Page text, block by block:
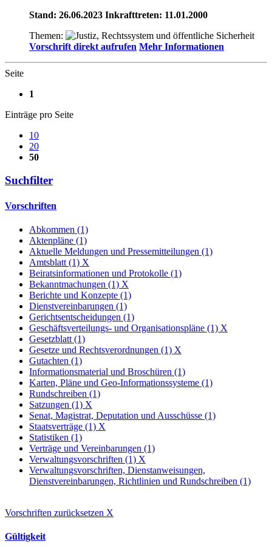
Stand: 26.06.2023 Inkrafttreten: 11.01.2000
Themen:
Vorschrift direkt aufrufen Mehr Informationen
Seite
1
Einträge pro Seite
10
20
50
Suchfilter
Vorschriften
Abkommen (1)
Aktenpläne (1)
Aktuelle Meldungen und Pressemitteilungen (1)
Amtsblatt (1) X
Beiratsinformationen und Protokolle (1)
Bekanntmachungen (1) X
Berichte und Konzepte (1)
Dienstvereinbarungen (1)
Gerichtsentscheidungen (1)
Geschäftsverteilungs- und Organisationspläne (1) X
Gesetzblatt (1)
Gesetze und Rechtsverordnungen (1) X
Gutachten (1)
Informationsmaterial und Broschüren (1)
Karten, Pläne und Geo-Informationssysteme (1)
Rundschreiben (1)
Satzungen (1) X
Senat, Magistrat, Deputation und Ausschüsse (1)
Staatsverträge (1) X
Statistiken (1)
Verträge und Vereinbarungen (1)
Verwaltungsvorschriften (1) X
Verwaltungsvorschriften, Dienstanweisungen,
Dienstvereinbarungen, Richtlinien und Rundschreiben (1)
Vorschriften zurücksetzen X
Gültigkeit